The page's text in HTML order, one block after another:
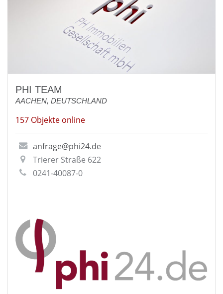
PHI TEAM
AACHEN, DEUTSCHLAND
157 Objekte online
anfrage@phi24.de
Trierer Straße 622
0241-40087-0